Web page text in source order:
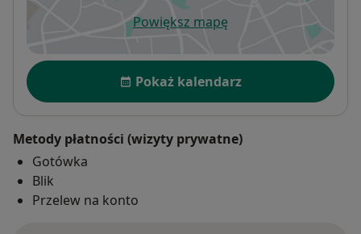
Powiększ mapęotwiera się w nowej karcie
Dostępność
Pokaż kalendarz
Metody płatności (wizyty prywatne)
Gotówka
Blik
Przelew na konto